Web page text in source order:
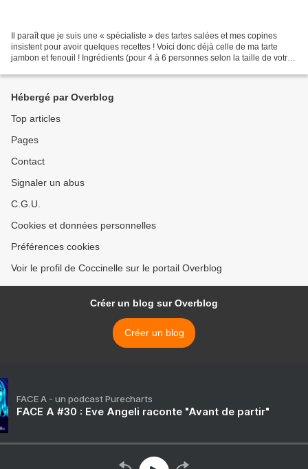
Il paraît que je suis une « spécialiste » des tartes salées et mes copines
insistent pour avoir quelques recettes ! Voici donc déjà celle de ma tarte
jambon et fenouil ! Ingrédients (pour 4 à 6 personnes selon la taille de votre
Hébergé par Overblog
Top articles
Pages
Contact
Signaler un abus
C.G.U.
Cookies et données personnelles
Préférences cookies
Voir le profil de Coccinelle sur le portail Overblog
Créer un blog sur Overblog
Créer un blog
FACE A - un podcast Purecharts
FACE A #30 : Eve Angeli raconte "Avant de partir"